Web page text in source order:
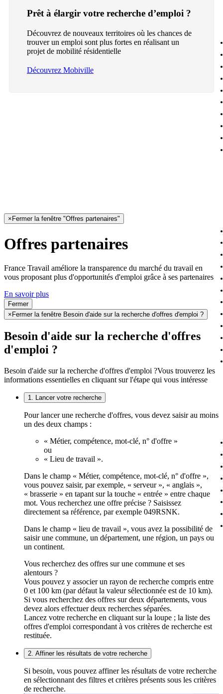
Prêt à élargir votre recherche d’emploi ?
Découvrez de nouveaux territoires où les chances de
trouver un emploi sont plus fortes en réalisant un
projet de mobilité résidentielle
Découvrez Mobiville
× Fermer la fenêtre "Offres partenaires"
Offres partenaires
France Travail améliore la transparence du marché du travail en
vous proposant plus d'opportunités d'emploi grâce à ses partenaires
En savoir plus
Fermer
× Fermer la fenêtre Besoin d'aide sur la recherche d'offres d'emploi ?
Besoin d'aide sur la recherche d'offres
d'emploi ?
Besoin d'aide sur la recherche d'offres d'emploi ?Vous trouverez les
informations essentielles en cliquant sur l'étape qui vous intéresse
1. Lancer votre recherche
Pour lancer une recherche d'offres, vous devez saisir au moins
un des deux champs :
« Métier, compétence, mot-clé, n° d'offre »
ou
« Lieu de travail ».
Dans le champ « Métier, compétence, mot-clé, n° d'offre »,
vous pouvez saisir, par exemple, « serveur », « anglais »,
« brasserie » en tapant sur la touche « entrée » entre chaque
mot. Vous recherchez une offre précise ? Saisissez
directement sa référence, par exemple 049RSNK.
Dans le champ « lieu de travail », vous avez la possibilité de
saisir une commune, un département, une région, un pays ou
un continent.
Vous recherchez des offres sur une commune et ses
alentours ?
Vous pouvez y associer un rayon de recherche compris entre
0 et 100 km (par défaut la valeur sélectionnée est de 10 km).
Si vous recherchez des offres sur deux départements, vous
devez alors effectuer deux recherches séparées.
Lancez votre recherche en cliquant sur la loupe ; la liste des
offres d'emploi correspondant à vos critères de recherche est
restituée.
2. Affiner les résultats de votre recherche
Si besoin, vous pouvez affiner les résultats de votre recherche
en sélectionnant des filtres et critères présents sous les critères
de recherche.